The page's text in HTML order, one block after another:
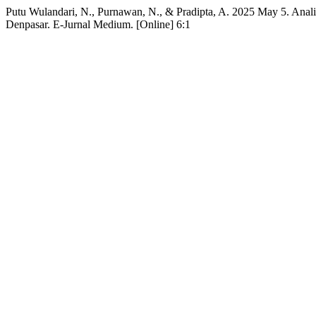
Putu Wulandari, N., Purnawan, N., & Pradipta, A. 2025 May 5.
Denpasar. E-Jurnal Medium. [Online] 6:1